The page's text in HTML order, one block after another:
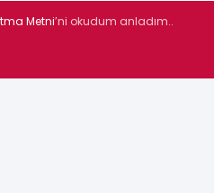
Metni’ni okudum anladım..